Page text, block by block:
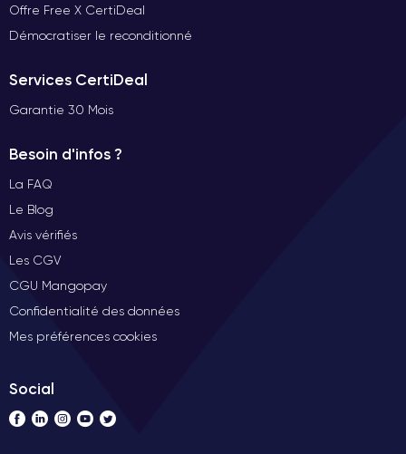
Offre Free X CertiDeal
Démocratiser le reconditionné
Services CertiDeal
Garantie 30 Mois
Besoin d'infos ?
La FAQ
Le Blog
Avis vérifiés
Les CGV
CGU Mangopay
Confidentialité des données
Mes préférences cookies
Social